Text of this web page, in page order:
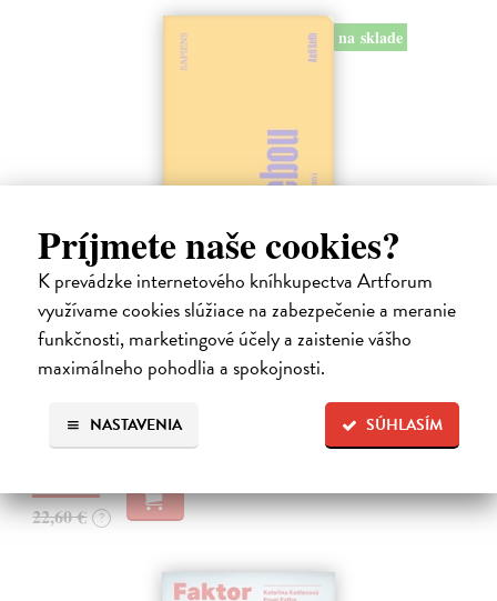
Príjmete naše cookies?
K prevádzke internetového kníhkupectva Artforum
využívame cookies slúžiace na zabezpečenie a meranie
funkčnosti, marketingové účely a zaistenie vášho
maximálneho pohodlia a spokojnosti.
SÚHLASÍM
NASTAVENIA
na sklade
Sám sebou
Seth Anil| Kniha
Být sám sebou není tak jednoduché, jak se zdá. V mozku každého z
Na sklade
22,60 € ?